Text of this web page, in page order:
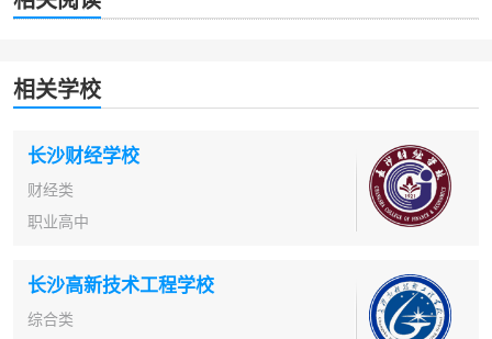
相关学校
长沙财经学校
财经类
职业高中
长沙高新技术工程学校
综合类